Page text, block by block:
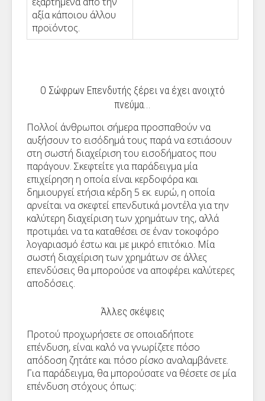
αξία κάποιου άλλου
προϊόντος.
Ο Σώφρων Επενδυτής ξέρει να έχει ανοιχτό
πνεύμα...
Πολλοί άνθρωποι σήμερα προσπαθούν να
αυξήσουν το εισόδημά τους παρά να εστιάσουν
στη σωστή διαχείριση του εισοδήματος που
παράγουν. Σκεφτείτε για παράδειγμα μία
επιχείρηση η οποία είναι κερδοφόρα και
δημιουργεί ετήσια κέρδη 5 εκ. ευρώ, η οποία
αρνείται να σκεφτεί επενδυτικά μοντέλα για την
καλύτερη διαχείριση των χρημάτων της, αλλά
προτιμάει να τα καταθέσει σε έναν τοκοφόρο
λογαριασμό έστω και με μικρό επιτόκιο. Μία
σωστή διαχείριση των χρημάτων σε άλλες
επενδύσεις θα μπορούσε να αποφέρει καλύτερες
αποδόσεις.
Άλλες σκέψεις
Προτού προχωρήσετε σε οποιαδήποτε
επένδυση, είναι καλό να γνωρίζετε πόσο
απόδοση ζητάτε και πόσο ρίσκο αναλαμβάνετε.
Για παράδειγμα, θα μπορούσατε να θέσετε σε μία
επένδυση στόχους όπως: